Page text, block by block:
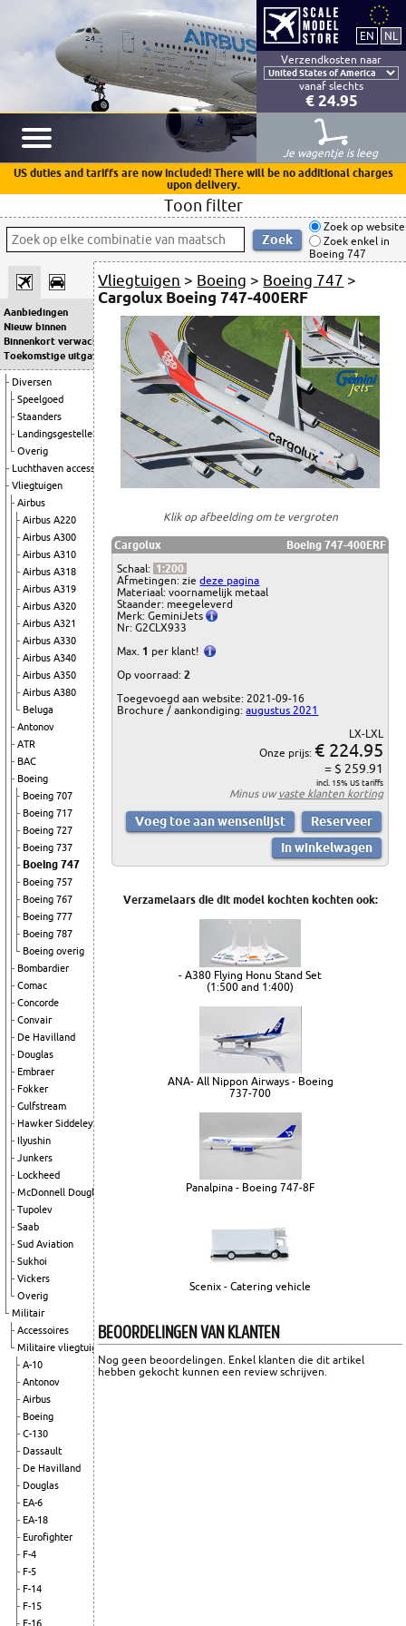
Verzendkosten naar
vanaf slechts
€ 24.95
Je wagentje is leeg
US duties and tariffs are now included! There will be no additional charges
upon delivery.
Toon filter
Zoek op website
Zoek enkel in
Boeing 747
Aanbiedingen
Nieuw binnen
Binnenkort verwacht
Toekomstige uitgaven
Diversen
Speelgoed
Staanders
Landingsgestellen
Overig
Luchthaven accessoires
Vliegtuigen
Airbus
Airbus A220
Airbus A300
Airbus A310
Airbus A318
Airbus A319
Airbus A320
Airbus A321
Airbus A330
Airbus A340
Airbus A350
Airbus A380
Beluga
Antonov
ATR
BAC
Boeing
Boeing 707
Boeing 717
Boeing 727
Boeing 737
Boeing 747
Boeing 757
Boeing 767
Boeing 777
Boeing 787
Boeing overig
Bombardier
Comac
Concorde
Convair
De Havilland
Douglas
Embraer
Fokker
Gulfstream
Hawker Siddeley
Ilyushin
Junkers
Lockheed
McDonnell Douglas
Tupolev
Saab
Sud Aviation
Sukhoi
Vickers
Overig
Militair
Accessoires
Militaire vliegtuigen
A-10
Antonov
Airbus
Boeing
C-130
Dassault
De Havilland
Douglas
EA-6
EA-18
Eurofighter
F-4
F-5
F-14
F-15
F-16
Vliegtuigen > Boeing > Boeing 747 >
Cargolux Boeing 747-400ERF
Klik op afbeelding om te vergroten
Cargolux
Boeing 747-400ERF
Schaal: 1:200
Afmetingen: ziedeze pagina
Materiaal: voornamelijk metaal
Staander: meegeleverd
Merk: GeminiJets
Nr: G2CLX933
Max. 1 per klant!
Op voorraad:2
Toegevoegd aan website: 2021-09-16
Brochure / aankondiging:augustus 2021
LX-LXL
Onze prijs: € 224.95
= $ 259.91
incl. 15% US tariffs
Minus uwvaste klanten korting
Verzamelaars die dit model kochten kochten ook:
- A380 Flying Honu Stand Set
(1:500 and 1:400)
ANA- All Nippon Airways - Boeing
737-700
Panalpina - Boeing 747-8F
Scenix - Catering vehicle
BEOORDELINGEN VAN KLANTEN
Nog geen beoordelingen. Enkel klanten die dit artikel
hebben gekocht kunnen een review schrijven.